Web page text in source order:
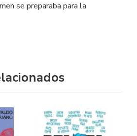
se preparaba para la